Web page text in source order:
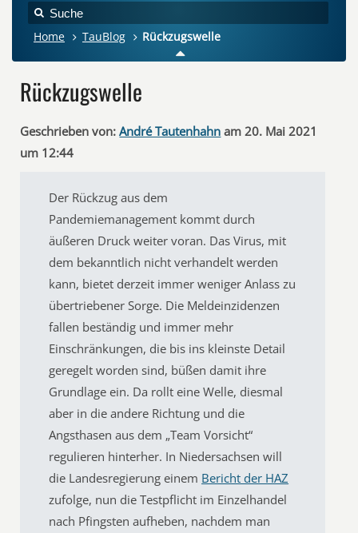
Home TauBlog Rückzugswelle
Rückzugswelle
Geschrieben von: André Tautenhahn am 20. Mai 2021
um 12:44
Der Rückzug aus dem
Pandemiemanagement kommt durch
äußeren Druck weiter voran. Das Virus, mit
dem bekanntlich nicht verhandelt werden
kann, bietet derzeit immer weniger Anlass zu
übertriebener Sorge. Die Meldeinzidenzen
fallen beständig und immer mehr
Einschränkungen, die bis ins kleinste Detail
geregelt worden sind, büßen damit ihre
Grundlage ein. Da rollt eine Welle, diesmal
aber in die andere Richtung und die
Angsthasen aus dem „Team Vorsicht“
regulieren hinterher. In Niedersachsen will
die Landesregierung einem Bericht der HAZ
zufolge, nun die Testpflicht im Einzelhandel
nach Pfingsten aufheben, nachdem man